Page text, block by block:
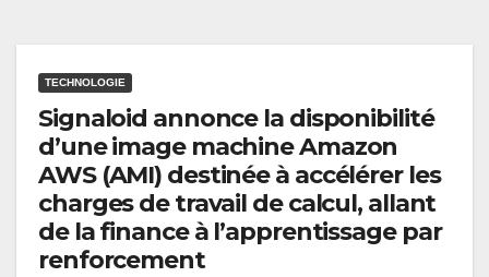
TECHNOLOGIE
Signaloid annonce la disponibilité
d’une image machine Amazon
AWS (AMI) destinée à accélérer les
charges de travail de calcul, allant
de la finance à l’apprentissage par
renforcement